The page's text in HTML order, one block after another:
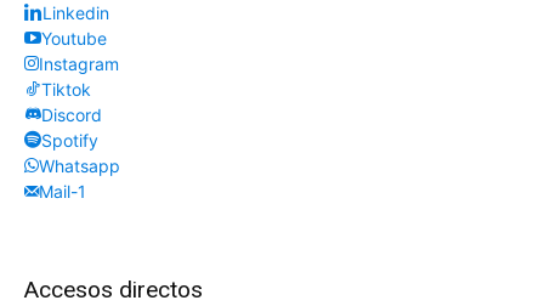
Linkedin
Youtube
Instagram
Tiktok
Discord
Spotify
Whatsapp
Mail-1
Accesos directos